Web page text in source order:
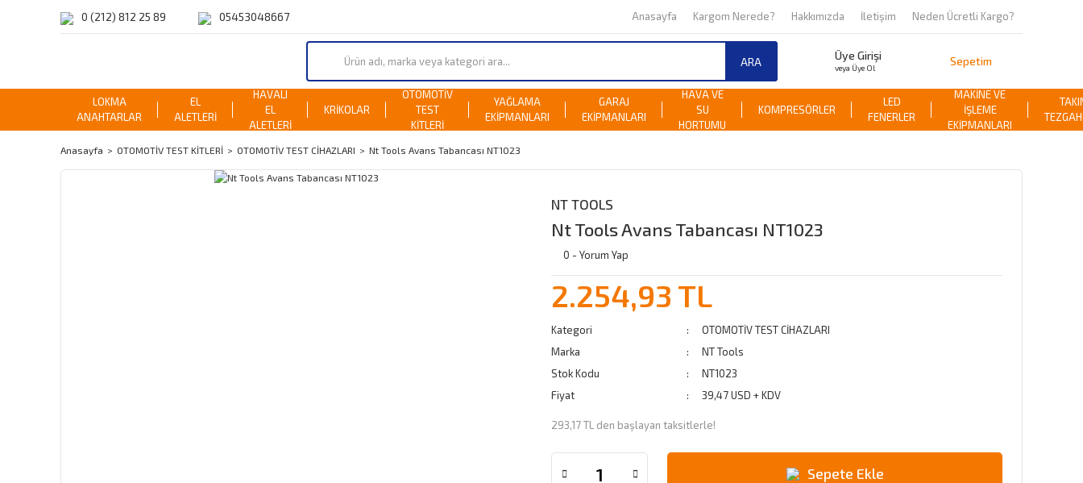
0 (212) 812 25 89 05453048667 Anasayfa Kargom Nerede? Hakkımızda İletişim Neden Ücretli Kargo?
ARA Üye Girişi
veya Üye Ol Sepetim
LOKMA
ANAHTARLAR
EL
ALETLERİ
HAVALI
EL
ALETLERİ
KRİKOLAR
OTOMOTİV
TEST
KİTLERİ
YAĞLAMA
EKİPMANLARI
GARAJ
EKİPMANLARI
HAVA VE
SU
HORTUMU
KOMPRESÖRLER
LED
FENERLER
MAKİNE VE
İŞLEME
EKİPMANLARI
Anasayfa OTOMOTİV TEST KİTLERİ OTOMOTİV TEST CİHAZLARI Nt Tools Avans Tabancası NT1023
NT TOOLS
Nt Tools Avans Tabancası NT1023
0 - Yorum Yap
2.254,93 TL
Kategori
OTOMOTİV TEST CİHAZLARI
Marka
NT Tools
Stok Kodu
NT1023
Fiyat
39,47 USD + KDV
293,17 TL den başlayan taksitlerle!
Sepete Ekle